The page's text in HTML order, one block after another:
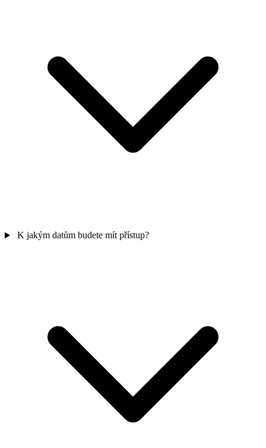
K jakým datům budete mít přístup?